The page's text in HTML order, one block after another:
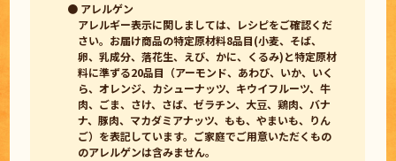
● アレルゲン
アレルギー表示に関しましては、レシピをご確認くだ
さい。お届け商品の特定原材料8品目(小麦、そば、
卵、乳成分、落花生、えび、かに、くるみ)と特定原材
料に準ずる20品目（アーモンド、あわび、いか、いく
ら、オレンジ、カシューナッツ、キウイフルーツ、牛
肉、ごま、さけ、さば、ゼラチン、大豆、鶏肉、バナ
ナ、豚肉、マカダミアナッツ、もも、やまいも、りん
ご）を表記しています。ご家庭でご用意いただくもの
のアレルゲンは含みません。